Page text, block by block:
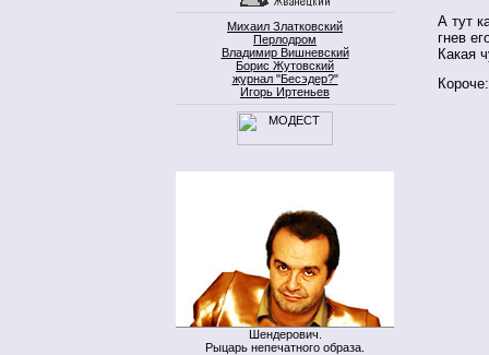
Михаил Златковский
Перлодром
Владимир Вишневский
Борис Жутовский
журнал "Бесэдер?"
Игорь Иртеньев
Шендерович.
Рыцарь непечатного образа.
А тут
гнев
Какая